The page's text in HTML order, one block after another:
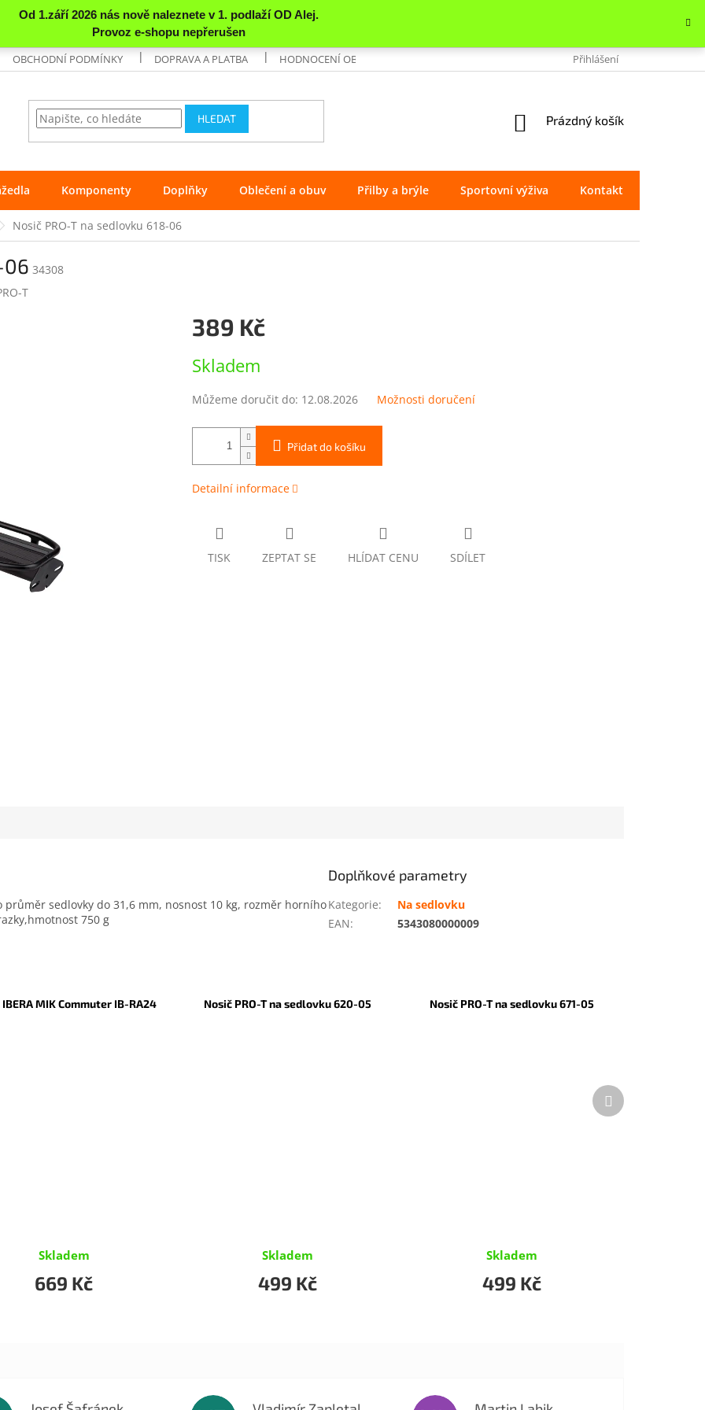
OBCHODNÍ PODMÍNKY DOPRAVA A PLATBA HODNOCENÍ OBCHODU REKLAMACE OCHRANA
Přihlášení
HLEDAT
NÁKUPNÍ
Prázdný košík
Komponenty Doplňky Oblečení a obuv Přilby a brýle Sportovní výživa Kontakt
Nosič PRO-T na sedlovku 618-06
06 34308
T
389 Kč
cena:
Skladem
Můžeme doručit do: 12.08.2026 Možnosti doručení
Přidat do košíku
Detailní informace
TISK ZEPTAT SE HLÍDAT CENU SDÍLET
sedlovky do 31,6 mm, nosnost 10 kg, rozměr horního
750 g
Doplňkové parametry
Kategorie:
Na sedlovku
EAN: 5343080000009
IBERA MIK Commuter IB-RA24
Skladem
669 Kč
Nosič PRO-T na sedlovku 620-05
Skladem
499 Kč
Nosič PRO-T na sedlovku 671-05
Skladem
499 Kč
Další
produkt